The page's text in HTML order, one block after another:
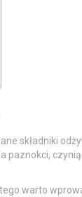
składniki
paznokci,
warto